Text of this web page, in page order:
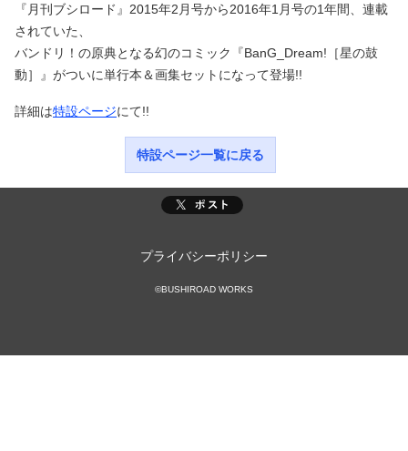
『月刊ブシロード』2015年2月号から2016年1月号の1年間、連載
されていた、
バンドリ！の原典となる幻のコミック『BanG_Dream!［星の鼓
動］』がついに単行本＆画集セットになって登場!!
詳細は特設ページにて!!
特設ページ一覧に戻る
プライバシーポリシー
©BUSHIROAD WORKS